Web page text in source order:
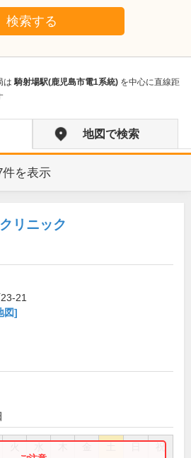
検索する
は騎射場駅(鹿児島市電1系統) を中心に直線距
地図で検索
件を表示
リニック
21
図]
祝